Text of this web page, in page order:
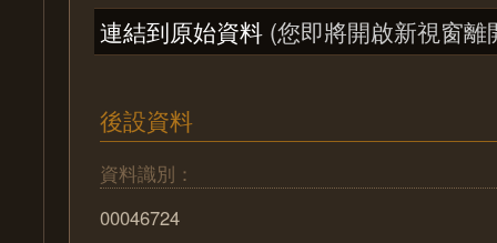
連結到原始資料 (您即將開啟新視窗離
後設資料
資料識別：
00046724